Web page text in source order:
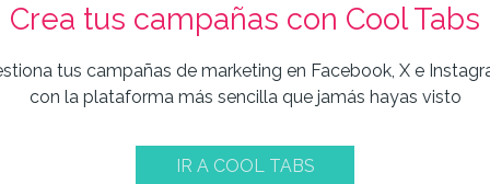
Crea tus campañas con Cool Tabs
tus campañas de marketing en Facebook, X e
con la plataforma más sencilla que jamás hayas visto
IR A COOL TABS